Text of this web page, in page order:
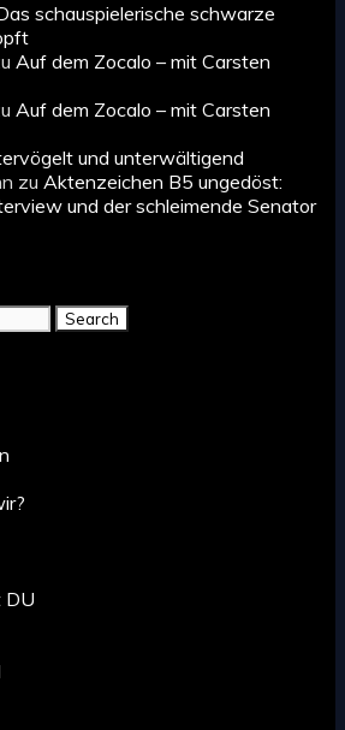
schauspielerische schwarze
Auf dem Zocalo – mit Carsten
Auf dem Zocalo – mit Carsten
und unterwältigend
zu Aktenzeichen B5 ungedöst:
und der schleimende Senator
DU